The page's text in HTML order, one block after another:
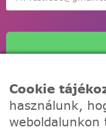
Cookie
használunk,
weboldalunkon